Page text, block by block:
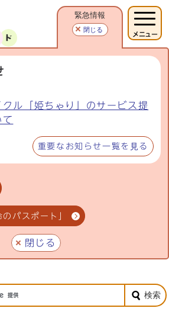
緊急情報
閉じる
ル「姫ちゃり」のサービス提
て
重要なお知らせ一覧を見る
パスポート」
閉じる
メニュー
検索